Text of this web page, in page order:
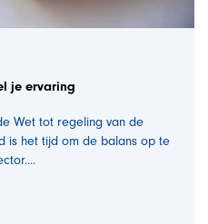
je ervaring
Wet tot regeling van de
is het tijd om de balans op te